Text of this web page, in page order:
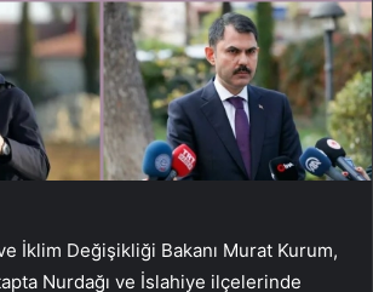
İklim Değişikliği Bakanı Murat Kurum,
Nurdağı ve İslahiye ilçelerinde